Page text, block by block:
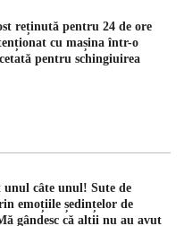
reținută pentru 24 de ore
cu mașina într-o
pentru schingiuirea
unul câte unul! Sute de
emoțiile ședințelor de
gândesc că alții nu au avut